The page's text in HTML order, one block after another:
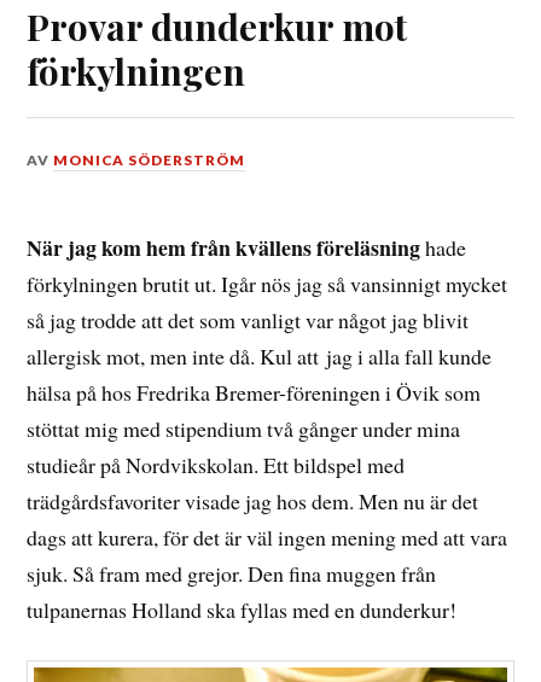
Provar dunderkur mot
förkylningen
DEN
2015
AV MONICA SÖDERSTRÖM
När jag kom hem från kvällens föreläsninghade
förkylningen brutit ut. Igår nös jag så vansinnigt mycket
så jag trodde att det som vanligt var något jag blivit
allergisk mot, men inte då. Kul att jag i alla fall kunde
hälsa på hos Fredrika Bremer-föreningen i Övik som
stöttat mig med stipendium två gånger under mina
studieår på Nordvikskolan. Ett bildspel med
trädgårdsfavoriter visade jag hos dem. Men nu är det
dags att kurera, för det är väl ingen mening med att vara
sjuk. Så fram med grejor. Den fina muggen från
tulpanernas Holland ska fyllas med en dunderkur!